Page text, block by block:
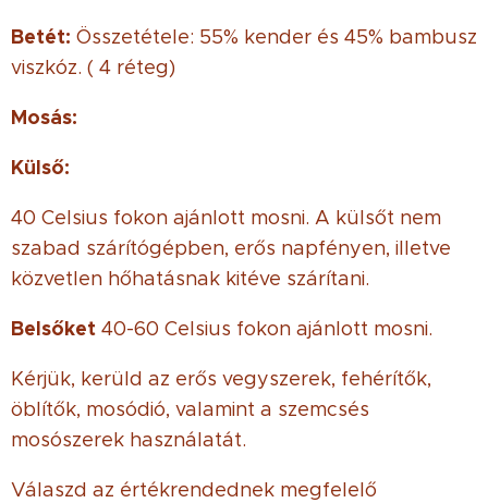
Betét: Összetétele: 55% kender és 45% bambusz
viszkóz. ( 4 réteg)
Mosás:
Külső:
40 Celsius fokon ajánlott mosni. A külsőt nem
szabad szárítógépben, erős napfényen, illetve
közvetlen hőhatásnak kitéve szárítani.
Belsőket 40-60 Celsius fokon ajánlott mosni.
Kérjük, kerüld az erős vegyszerek, fehérítők,
öblítők, mosódió, valamint a szemcsés
mosószerek használatát.
Válaszd az értékrendednek megfelelő